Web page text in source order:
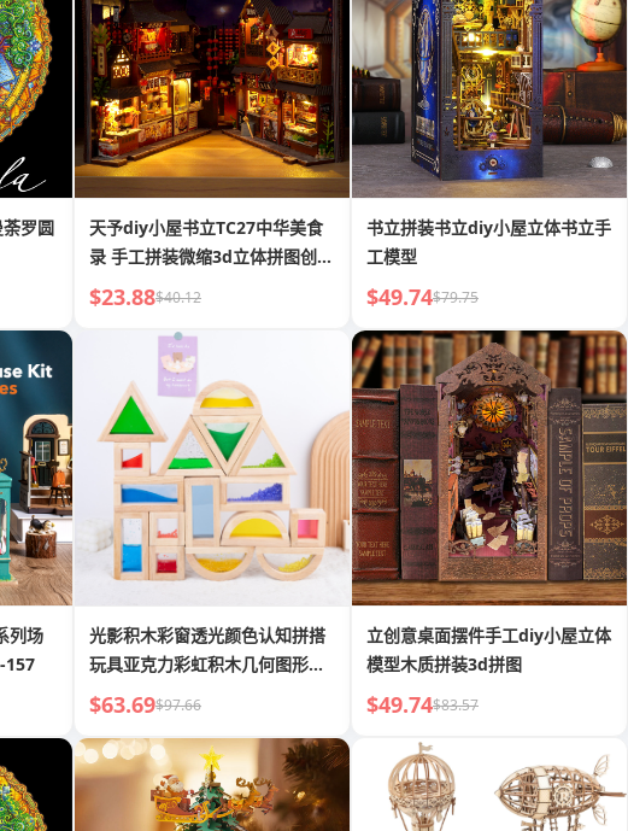
罗圆
天予diy小屋书立TC27中华美食
录 手工拼装微缩3d立体拼图创意
礼物
$23.88$40.12
书立拼装书立diy小屋立体书立手
工模型
$49.74$79.75
列场
157
光影积木彩窗透光颜色认知拼搭
玩具亚克力彩虹积木几何图形教
具
$63.69$97.66
立创意桌面摆件手工diy小屋立体
模型木质拼装3d拼图
$49.74$83.57